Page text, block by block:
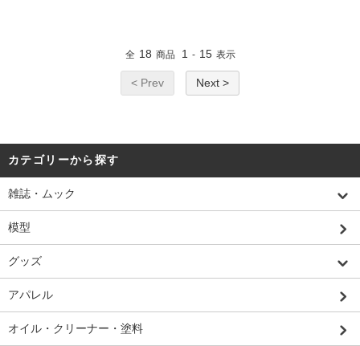
全 18 商品 1 - 15 表示
< Prev Next >
カテゴリーから探す
雑誌・ムック
模型
グッズ
アパレル
オイル・クリーナー・塗料